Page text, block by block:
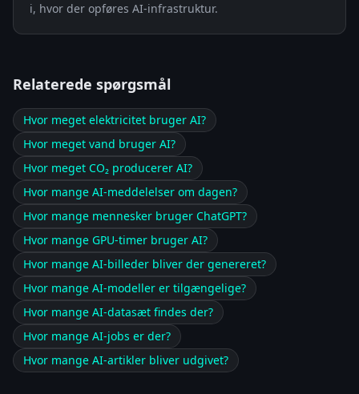
i, hvor der opføres AI-infrastruktur.
Relaterede spørgsmål
Hvor meget elektricitet bruger AI?
Hvor meget vand bruger AI?
Hvor meget CO₂ producerer AI?
Hvor mange AI-meddelelser om dagen?
Hvor mange mennesker bruger ChatGPT?
Hvor mange GPU-timer bruger AI?
Hvor mange AI-billeder bliver der genereret?
Hvor mange AI-modeller er tilgængelige?
Hvor mange AI-datasæt findes der?
Hvor mange AI-jobs er der?
Hvor mange AI-artikler bliver udgivet?